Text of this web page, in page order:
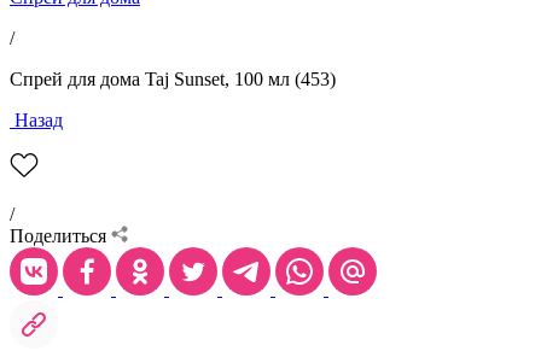
/
Спрей для дома Taj Sunset, 100 мл (453)
Назад
/
Поделиться